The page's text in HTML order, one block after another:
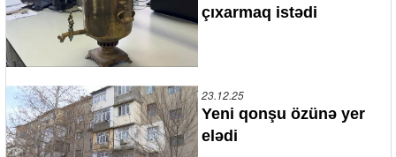
çıxarmaq istədi
23.12.25
Yeni qonşu özünə yer
elədi